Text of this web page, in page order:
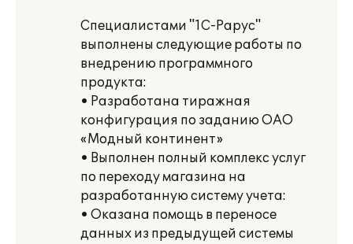
Специалистами "1С-Рарус"
выполнены следующие работы по
внедрению программного
продукта:
• Разработана тиражная
конфигурация по заданию ОАО
«Модный континент»
• Выполнен полный комплекс услуг
по переходу магазина на
разработанную систему учета:
• Оказана помощь в переносе
данных из предыдущей системы